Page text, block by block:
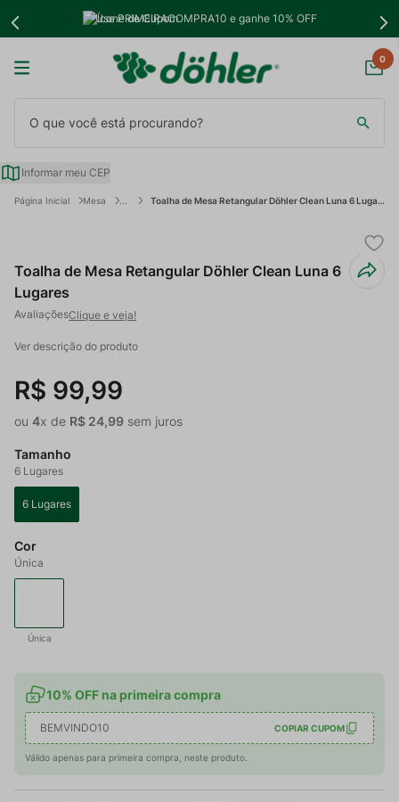
Use PRIMEIRACOMPRA10 e ganhe 10% OFF
0
Informar meu CEP
Mesa Toalha de Mesa Retangular Döhler Clean Luna 6 Lugares
Toalha de Mesa Retangular Döhler Clean Luna 6
Lugares
Clique e veja!
Ver descrição do produto
R$ 99,99
ou 4x de R$ 24,99 sem juros
Tamanho
6 Lugares
6 Lugares
Cor
Única
Única
10% OFF na primeira compra
BEMVINDO10 COPIAR CUPOM
Válido apenas para primeira compra, neste produto.